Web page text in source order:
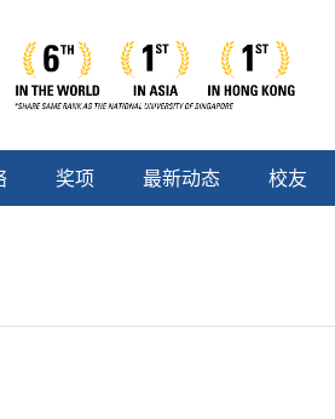
奖项 最新动态 校友